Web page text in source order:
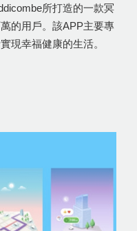
所打造的一款冥
的用戶。該APP主要專
現幸福健康的生活。